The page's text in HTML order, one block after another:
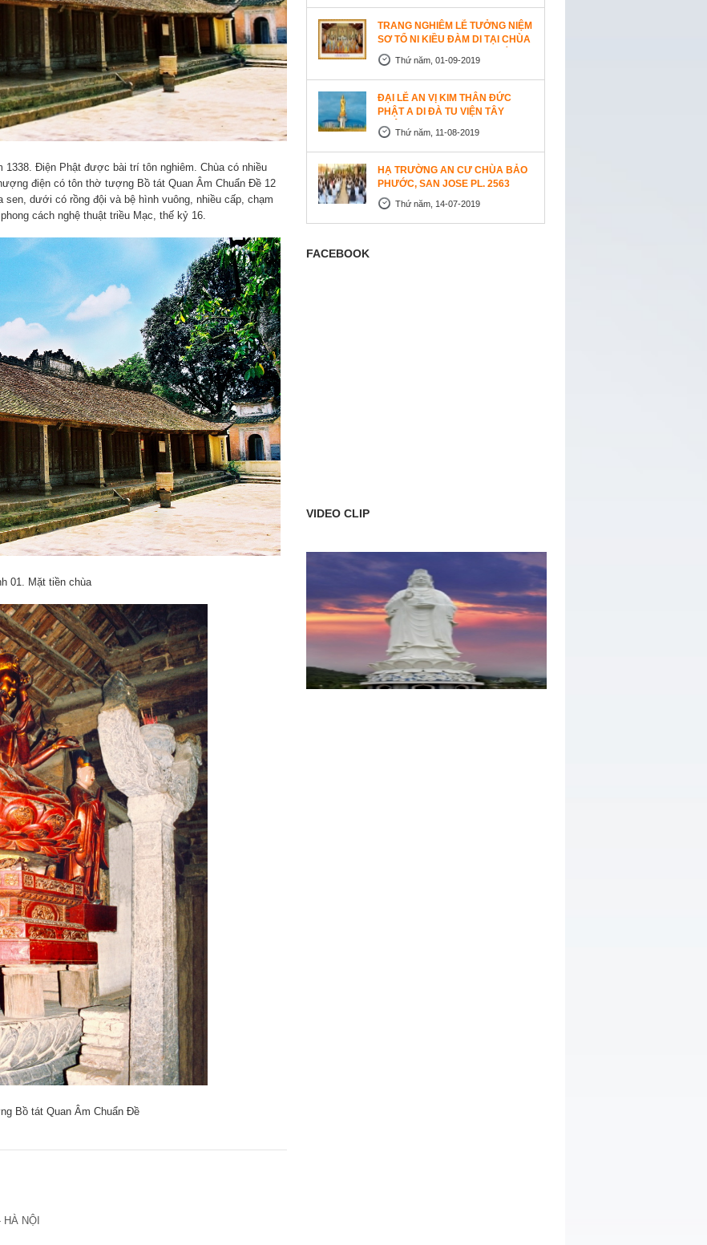
Điện Phật được bài trí tôn nghiêm. Chùa có nhiều
điện có tôn thờ tượng Bồ tát Quan Âm Chuẩn Đề 12
dưới có rồng đội và bệ hình vuông, nhiều cấp, chạm
cách nghệ thuật triều Mạc, thế kỷ 16.
01. Mặt tiền chùa
Bồ tát Quan Âm Chuẩn Đề
NỘI
TRANG NGHIÊM LỄ TƯỞNG NIỆM
SƠ TỔ NI KIỀU ĐÀM DI TẠI CHÙA
AN LẠC, SAN JOSE, HOA KỲ
Thứ năm, 01-09-2019
ĐẠI LỄ AN VỊ KIM THÂN ĐỨC
PHẬT A DI ĐÀ TU VIỆN TÂY
THIÊN, CANADA
Thứ năm, 11-08-2019
HẠ TRƯỜNG AN CƯ CHÙA BẢO
PHƯỚC, SAN JOSE PL. 2563
Thứ năm, 14-07-2019
FACEBOOK
VIDEO CLIP